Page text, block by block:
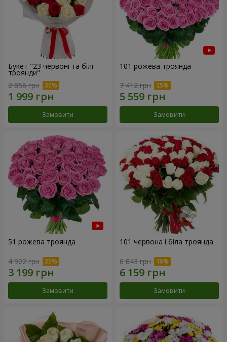
Букет "23 червоні та білі
троянди"
2 856 грн
Замовити
101 рожева троянда
7 412 грн
Замовити
51 рожева троянда
4 922 грн
Замовити
101 червона і біла троянда
6 843 грн
Замовити